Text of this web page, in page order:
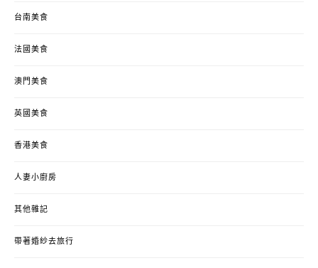
台南美食
法國美食
澳門美食
英國美食
香港美食
人妻小廚房
其他雜記
帶著婚紗去旅行